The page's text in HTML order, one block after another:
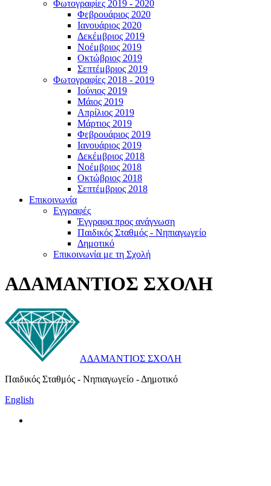
Φωτογραφίες 2019 - 2020
Φεβρουάριος 2020
Ιανουάριος 2020
Δεκέμβριος 2019
Νοέμβριος 2019
Οκτώβριος 2019
Σεπτέμβριος 2019
Φωτογραφίες 2018 - 2019
Ιούνιος 2019
Μάιος 2019
Απρίλιος 2019
Μάρτιος 2019
Φεβρουάριος 2019
Ιανουάριος 2019
Δεκέμβριος 2018
Νοέμβριος 2018
Οκτώβριος 2018
Σεπτέμβριος 2018
Επικοινωνία
Εγγραφές
Έγγραφα προς ανάγνωση
Παιδικός Σταθμός - Νηπιαγωγείο
Δημοτικό
Επικοινωνία με τη Σχολή
ΑΔΑΜΑΝΤΙΟΣ ΣΧΟΛΗ
ΑΔΑΜΑΝΤΙΟΣ ΣΧΟΛΗ
Παιδικός Σταθμός - Νηπιαγωγείο - Δημοτικό
English